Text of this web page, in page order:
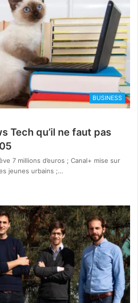
BUSINESS
Tech qu’il ne faut pas
7 millions d’euros ; Canal+ mise sur
jeunes urbains ;…